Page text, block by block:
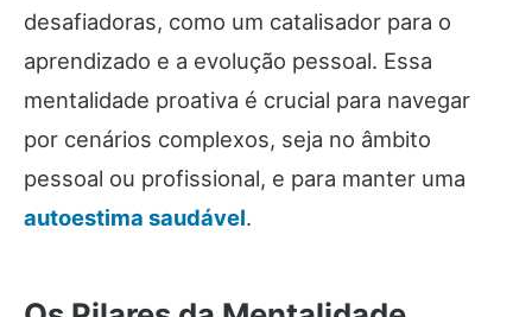
desafiadoras, como um catalisador para o
aprendizado e a evolução pessoal. Essa
mentalidade proativa é crucial para navegar
por cenários complexos, seja no âmbito
pessoal ou profissional, e para manter uma
autoestima saudável.